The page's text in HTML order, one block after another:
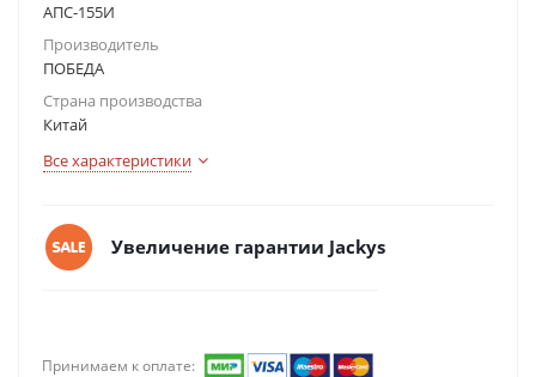
АПС-155И
Производитель
ПОБЕДА
Страна производства
Китай
Все характеристики
Увеличение гарантии Jackys
Принимаем к оплате: